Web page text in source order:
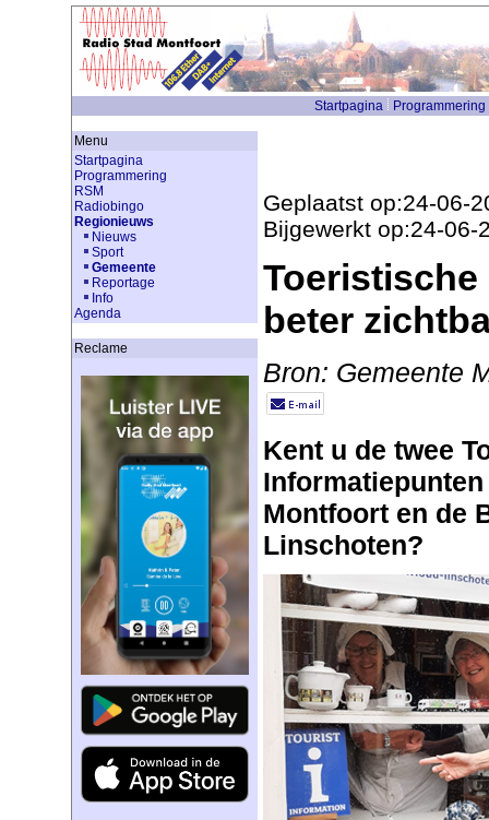
Startpagina Programmering
Menu
Startpagina
Programmering
RSM
Radiobingo
Regionieuws
Nieuws
Sport
Gemeente
Reportage
Info
Agenda
Reclame
Geplaatst op:24-06-
Bijgewerkt op:24-06-
beter
Bron: Gemeente
Kent u de twee
Informatiepunten
Montfoort en de
Linschoten?